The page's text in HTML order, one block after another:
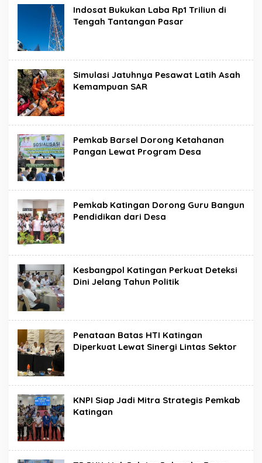
Indosat Bukukan Laba Rp1 Triliun di
Tengah Tantangan Pasar
Simulasi Jatuhnya Pesawat Latih Asah
Kemampuan SAR
Pemkab Barsel Dorong Ketahanan
Pangan Lewat Program Desa
Pemkab Katingan Dorong Guru Bangun
Pendidikan dari Desa
Kesbangpol Katingan Perkuat Deteksi
Dini Jelang Tahun Politik
Penataan Batas HTI Katingan
Diperkuat Lewat Sinergi Lintas Sektor
KNPI Siap Jadi Mitra Strategis Pemkab
Katingan